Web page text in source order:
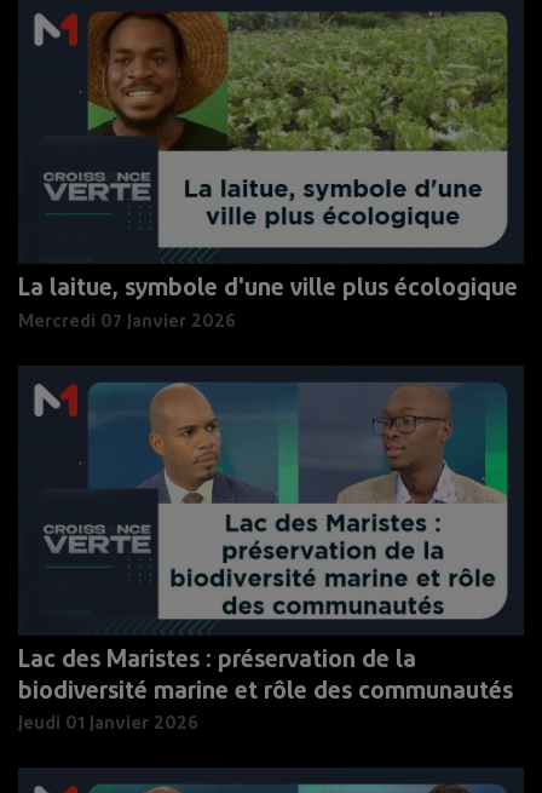
La laitue, symbole d'une ville plus écologique
Mercredi 07 Janvier 2026
Lac des Maristes : préservation de la
biodiversité marine et rôle des communautés
Jeudi 01 Janvier 2026